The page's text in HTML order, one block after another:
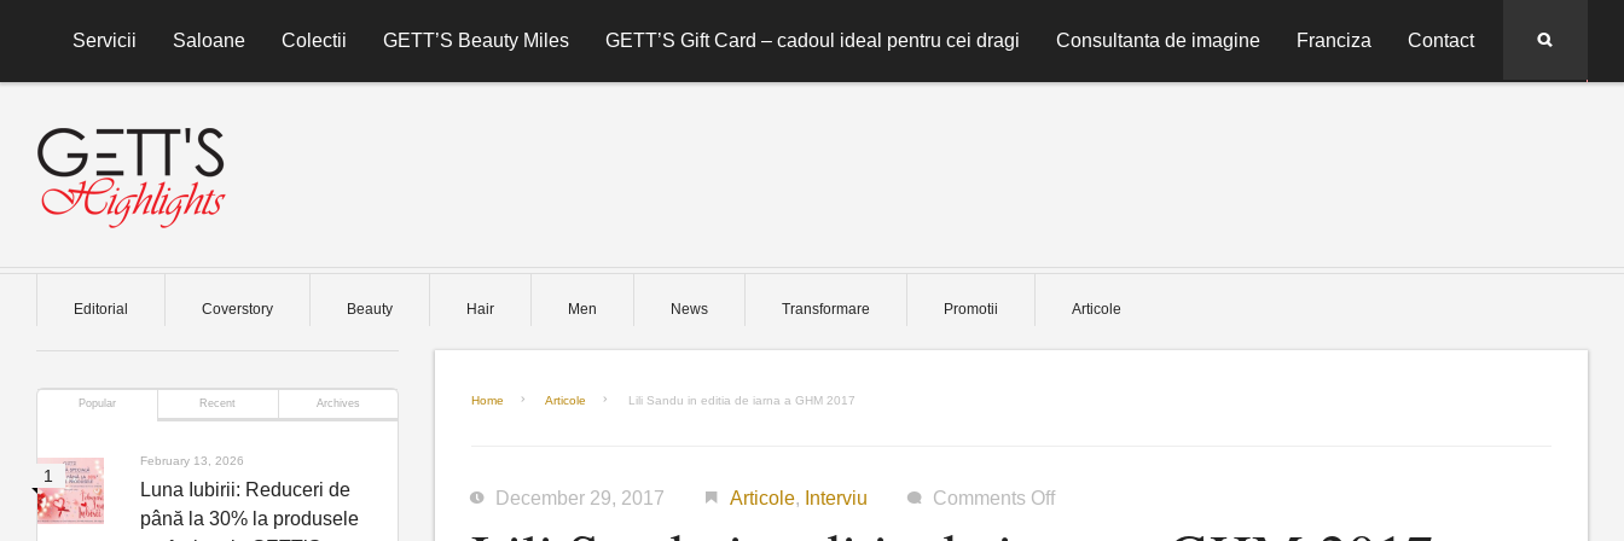
Servicii
Saloane Colectii GETT’S Beauty Miles GETT’S Gift Card – cadoul ideal pentru cei dragi Consultanta de imagine Franciza Contact
Editorial Coverstory Beauty Hair Men News Transformare Promotii Articole
Home Articole Lili Sandu in editia de iarna a GHM 2017
December 29, 2017 Articole, Interviu Comments Offon
Popular Recent Archives
February 13, 2026
Luna Iubirii: Reduceri de
până la 30% la produsele